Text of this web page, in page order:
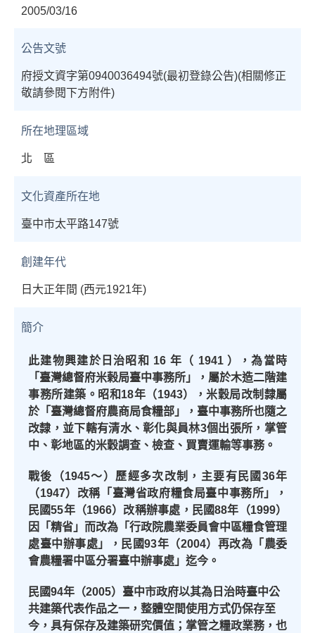
2005/03/16
公告文號
府授文資字第0940036494號(最初登錄公告)(相關修正
敬請參閱下方附件)
所在地理區域
北 區
文化資產所在地
臺中市太平路147號
創建年代
日大正年間 (西元1921年)
簡介
此建物興建於日治昭和 16 年（ 1941 ），為當時
「臺灣總督府米榖局臺中事務所」，屬於木造二階建
事務所建築。昭和18年（1943），米穀局改制隸屬
於「臺灣總督府農商局食糧部」，臺中事務所也隨之
改隸，並下轄有清水、彰化與員林3個出張所，掌管
中、彰地區的米穀調查、檢查、買賣運輸等事務。
戰後（1945～）歷經多次改制，主要有民國 36年
（1947）改稱「臺灣省政府糧食局臺中事務所」，
民國55年（1966）改稱辦事處，民國88年（1999）
因「精省」而改為「行政院農業委員會中區糧食管理
處臺中辦事處」，民國93年（2004）再改為「農委
會農糧署中區分署臺中辦事處」迄今。
民國94年（2005）臺中市政府以其為日治時臺中公
共建築代表作品之一，整體空間使用方式仍保存至
今，具有保存及建築研究價值；掌管之糧政業務，也